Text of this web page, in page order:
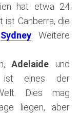
hat etwa 24
ist Canberra, die
Sydney. Weitere
Adelaide und
ist eines der
Dies mag
liegen, aber